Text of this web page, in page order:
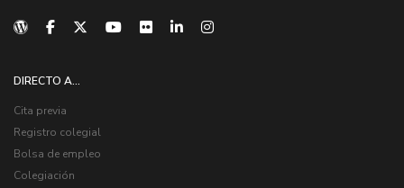
DIRECTO A...
Cita previa
Registro colegial
Bolsa de empleo
Colegiación